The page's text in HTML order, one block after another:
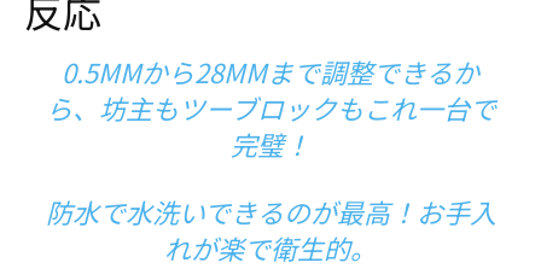
反応
0.5MMから28MMまで調整できるか
ら、坊主もツーブロックもこれ一台で
完璧！
防水で水洗いできるのが最高！お手入
れが楽で衛生的。